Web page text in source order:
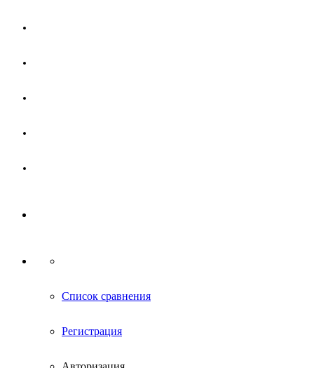
Список сравнения
Регистрация